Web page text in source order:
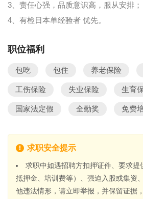
3、责任心强，品质意识高，服从安排；
4、有检日本单经验者 优先。
职位福利
包吃 包住 养老保险
工伤保险 失业保险 生育
国家法定假 全勤奖 免费
求职安全提示
求职中如遇招聘方扣押证件、要求提
抵押金、培训费等）、强迫入股或集资
他违法情形，请立即举报，并保留证据